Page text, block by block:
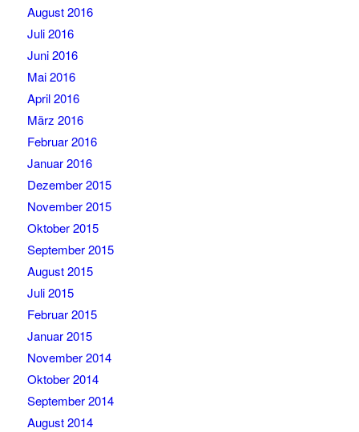
August 2016
Juli 2016
Juni 2016
Mai 2016
April 2016
März 2016
Februar 2016
Januar 2016
Dezember 2015
November 2015
Oktober 2015
September 2015
August 2015
Juli 2015
Februar 2015
Januar 2015
November 2014
Oktober 2014
September 2014
August 2014